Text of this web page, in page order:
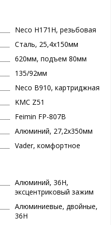
Neco H171H, резьбовая
Сталь, 25,4х150мм
620мм, подъем 80мм
135/92мм
Neco B910, картриджная
KMC Z51
Feimin FP-807B
Алюминий, 27,2х350мм
Vader, комфортное
Алюминий, 36H,
эксцентриковый зажим
Алюминиевые, двойные,
36Н